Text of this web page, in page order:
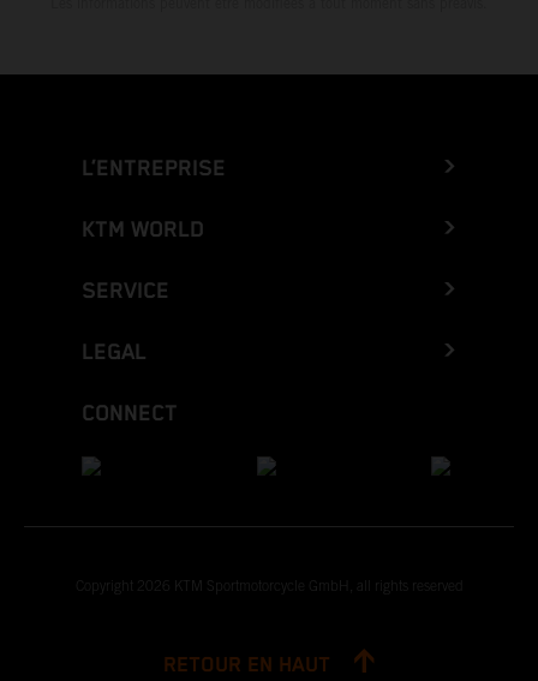
L’ENTREPRISE
KTM WORLD
SERVICE
LEGAL
CONNECT
Copyright 2026 KTM Sportmotorcycle GmbH, all rights reserved
RETOUR EN HAUT